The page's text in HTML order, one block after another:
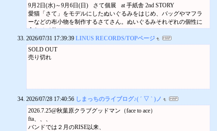
9月2日(水)～9月6日(日) さて個展 at 手紙舎 2nd STORY
愛猫「さて」をモデルにしたぬいぐるみをはじめ、バッグやマフラ
ーなどの布小物を制作するさてさん。ぬいぐるみそれぞれの個性に
合わせて仕…
手紙舎2ndSTORY
2026.08.01
9月9日(水)～9月13日(日) 西ちひろ個展「すみれのこばこ」at 手紙舎 2
nd STORY
2026/07/31 17:39:39 LINUS RECORDS/TOPページ
SOLD OUT
売り切れ
2026/07/28 17:40:56 しまっちのライブログ♪( ´ ▽ ` )ノ
2026.7.25@秋葉原クラブグッドマン（face to ace）
fta、、、
バンドでは２月のRISE以来、